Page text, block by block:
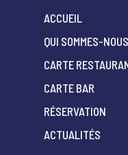
ACCUEIL
QUI SOMMES-
CARTE
CARTE BAR
RÉSERVATION
ACTUALITÉS